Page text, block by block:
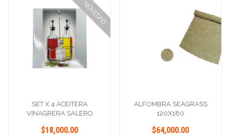
NOVEDAD
SET X 4 ACEITERA
VINAGRERA SALERO
$18,000.00
ALFOMBRA SEAGRASS
120X180
$64,000.00